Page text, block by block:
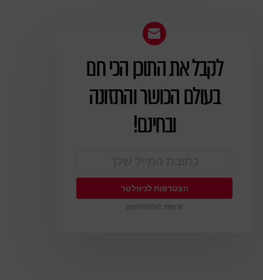
ניוזלטר
לקבל את התוכן הכי חם
בעולם הכושר והתזונה
ובחינם!
אל חשש, לא נשלח ספאם